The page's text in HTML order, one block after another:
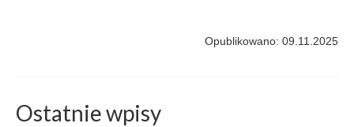
Opublikowano: 09.11.2025
Ostatnie wpisy